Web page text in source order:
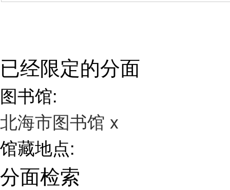
已经限定的分面
图书馆:
北海市图书馆 x
馆藏地点:
分面检索